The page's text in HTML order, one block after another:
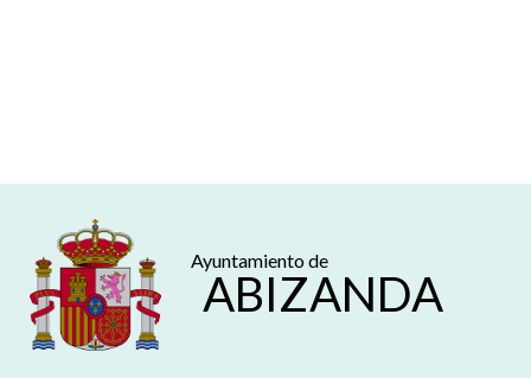
Ayuntamiento de
ABIZANDA